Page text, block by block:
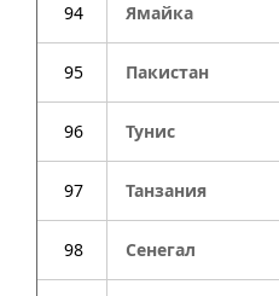
94 Ямайка
95 Пакистан
96 Тунис
97 Танзания
98 Сенегал